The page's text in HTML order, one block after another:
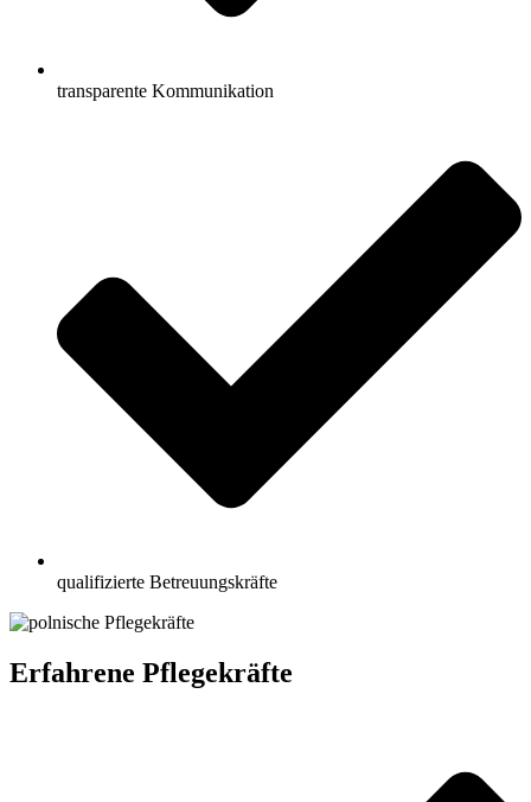
transparente Kommunikation
qualifizierte Betreuungskräfte
Erfahrene Pflegekräfte